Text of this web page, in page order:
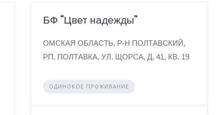
БФ "Цвет надежды"
ОМСКАЯ ОБЛАСТЬ, Р-Н ПОЛТАВСКИЙ,
РП. ПОЛТАВКА, УЛ. ЩОРСА, Д. 41, КВ. 19
ОДИНОКОЕ ПРОЖИВАНИЕ